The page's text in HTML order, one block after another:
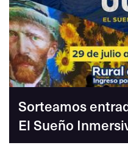
Sorteamos
El Sueño